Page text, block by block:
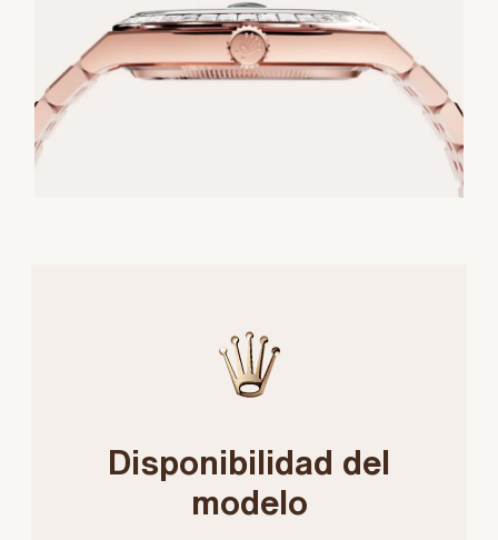
Disponibilidad del
modelo